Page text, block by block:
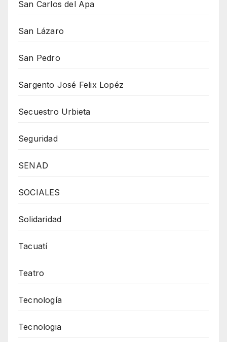
San Carlos del Apa
San Lázaro
San Pedro
Sargento José Felix Lopéz
Secuestro Urbieta
Seguridad
SENAD
SOCIALES
Solidaridad
Tacuatí
Teatro
Tecnología
Tecnologia